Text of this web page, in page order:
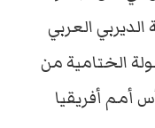
العربي
الختامية من
أمم أفريقيا